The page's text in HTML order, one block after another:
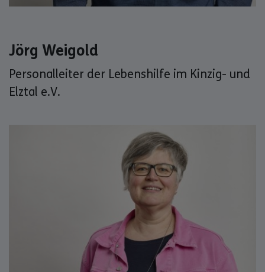
Jörg Weigold
Personalleiter der Lebenshilfe im Kinzig- und
Elztal e.V.